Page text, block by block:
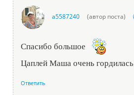
a5587240 (автор поста)
Спасибо большое
Цаплей Маша очень гордилась
Ответить